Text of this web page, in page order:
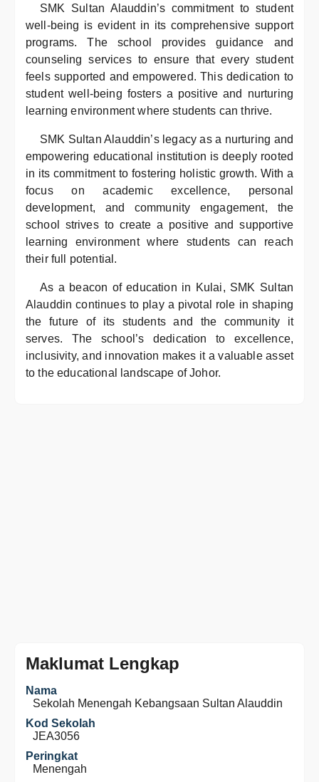
SMK Sultan Alauddin’s commitment to student
well-being is evident in its comprehensive support
programs. The school provides guidance and
counseling services to ensure that every student
feels supported and empowered. This dedication to
student well-being fosters a positive and nurturing
learning environment where students can thrive.
SMK Sultan Alauddin’s legacy as a nurturing and
empowering educational institution is deeply rooted
in its commitment to fostering holistic growth. With a
focus on academic excellence, personal
development, and community engagement, the
school strives to create a positive and supportive
learning environment where students can reach
their full potential.
As a beacon of education in Kulai, SMK Sultan
Alauddin continues to play a pivotal role in shaping
the future of its students and the community it
serves. The school’s dedication to excellence,
inclusivity, and innovation makes it a valuable asset
to the educational landscape of Johor.
Maklumat Lengkap
Nama
Sekolah Menengah Kebangsaan Sultan Alauddin
Kod Sekolah
JEA3056
Peringkat
Menengah